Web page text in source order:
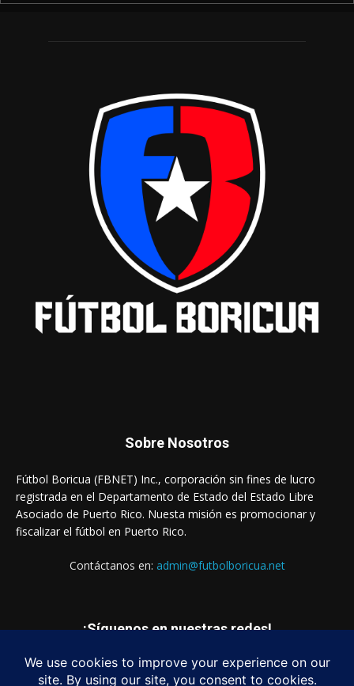
Sobre Nosotros
Fútbol Boricua (FBNET) Inc., corporación sin fines de lucro
registrada en el Departamento de Estado del Estado Libre
Asociado de Puerto Rico. Nuesta misión es promocionar y
fiscalizar el fútbol en Puerto Rico.
Contáctanos en: admin@futbolboricua.net
¡Síguenos en nuestras redes!